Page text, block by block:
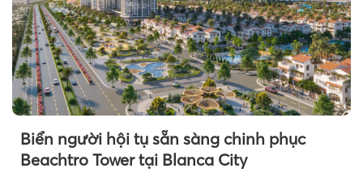
Biển người hội tụ sẵn sàng chinh phục
Beachtro Tower tại Blanca City